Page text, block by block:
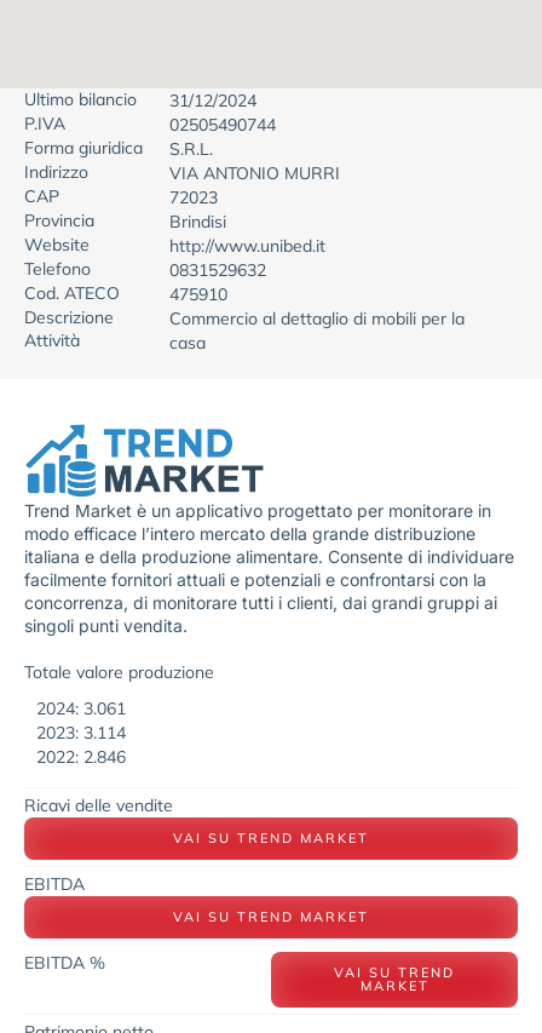
Ultimo bilancio
31/12/2024
P.IVA
02505490744
Forma giuridica
S.R.L.
Indirizzo
VIA ANTONIO MURRI
CAP
72023
Provincia
Brindisi
Website
http://www.unibed.it
Telefono
0831529632
Cod. ATECO
475910
Descrizione
Attività
Commercio al dettaglio di mobili per la
casa
Trend Market è un applicativo progettato per monitorare in
modo efficace l’intero mercato della grande distribuzione
italiana e della produzione alimentare. Consente di individuare
facilmente fornitori attuali e potenziali e confrontarsi con la
concorrenza, di monitorare tutti i clienti, dai grandi gruppi ai
singoli punti vendita.
Totale valore produzione
2024: 3.061
2023: 3.114
2022: 2.846
Ricavi delle vendite
VAI SU TREND MARKET
EBITDA
VAI SU TREND MARKET
EBITDA % VAI SU TREND
MARKET